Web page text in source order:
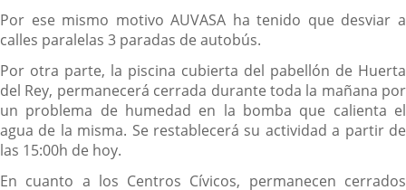
Por ese mismo motivo AUVASA ha tenido que desviar a
calles paralelas 3 paradas de autobús.
Por otra parte, la piscina cubierta del pabellón de Huerta
del Rey, permanecerá cerrada durante toda la mañana por
un problema de humedad en la bomba que calienta el
agua de la misma. Se restablecerá su actividad a partir de
las 15:00h de hoy.
En cuanto a los Centros Cívicos, permanecen cerrados